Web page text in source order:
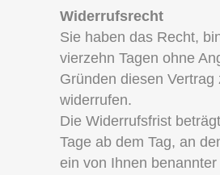
Widerrufsrecht
Sie haben das Recht,
vierzehn Tagen ohne
Gründen diesen Vertrag
widerrufen.
Die Widerrufsfrist
Tage ab dem Tag, an
ein von Ihnen